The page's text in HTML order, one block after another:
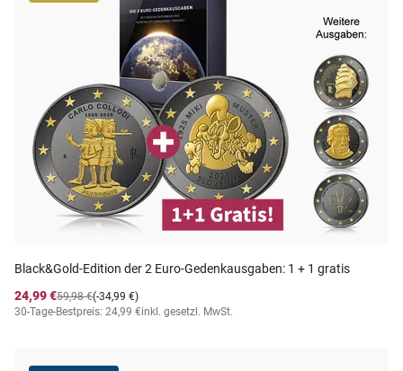
Black&Gold-Edition der 2 Euro-Gedenkausgaben: 1 + 1 gratis
24,99 €
(-34,99 €)
59,98 €
30-Tage-Bestpreis: 24,99 €inkl. gesetzl. MwSt.